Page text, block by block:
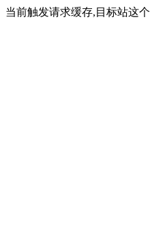
当前触发请求缓存,目标站这